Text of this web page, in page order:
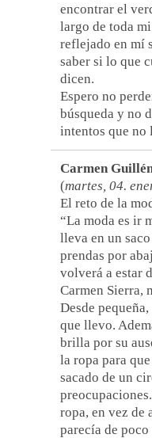
encontrar el
largo de toda
reflejado en mí
saber si lo que
dicen.
Espero no
búsqueda y no
intentos que no
Carmen
(martes, 04.
El reto de la
“La moda es ir
lleva en un
prendas por
volverá a estar
Carmen Sierra,
Desde
que llevo.
brilla por su
la ropa para
sacado de un
ropa, en vez de
parecía de